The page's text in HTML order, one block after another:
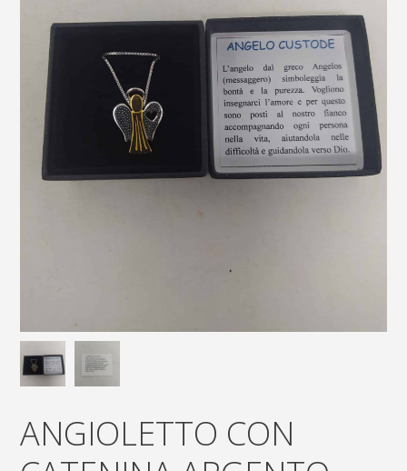
ANGIOLETTO CON